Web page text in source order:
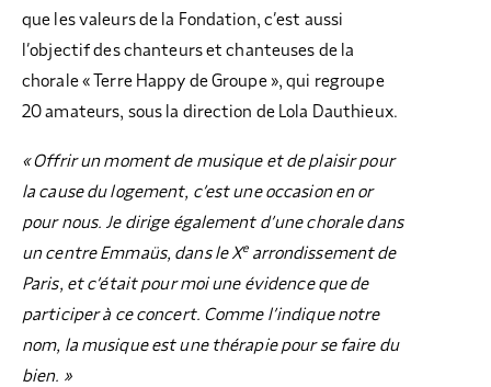
que les valeurs de la Fondation, c’est aussi
l’objectif des chanteurs et chanteuses de la
chorale « Terre Happy de Groupe », qui regroupe
20 amateurs, sous la direction de Lola Dauthieux.
« Offrir un moment de musique et de plaisir pour
la cause du logement, c’est une occasion en or
pour nous. Je dirige également d’une chorale dans
un centre Emmaüs, dans le Xe arrondissement de
Paris, et c’était pour moi une évidence que de
participer à ce concert. Comme l’indique notre
nom, la musique est une thérapie pour se faire du
bien. »